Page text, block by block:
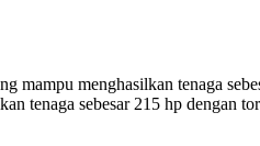
menghasilkan tenaga
tenaga sebesar 215 hp dengan